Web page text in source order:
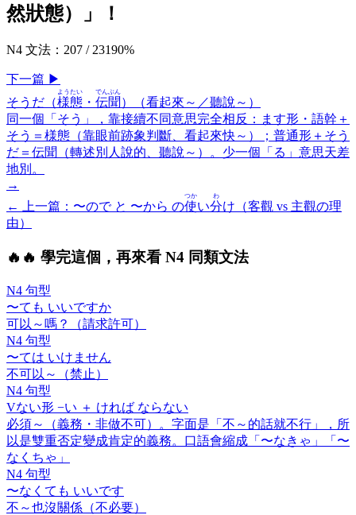
然狀態）
」！
N4 文法 ： 207 / 23190%
下一篇 ▶
そうだ（様態
ようたい
・ 伝聞
でんぶん
）（看起來～／聽說～）
同一個「そう」，靠接續不同意思完全相反：ます形・語幹＋
そう＝様態（靠眼前跡象判斷、看起來快～）；普通形＋そう
だ＝伝聞（轉述別人說的、聽說～）。少一個「る」意思天差
地別。
→
← 上一篇 ： 〜ので と 〜から の使
つか
い分
わ
け（客觀 vs 主觀の理
由）
🔥 🔥 學完這個，再來看 N4 同類文法
N4 句型
〜ても いいですか
可以～嗎？（請求許可）
N4 句型
〜ては いけません
不可以～（禁止）
N4 句型
Vない形 −い ＋ ければ ならない
必須～（義務・非做不可）。字面是「不～的話就不行」，所
以是雙重否定變成肯定的義務。口語會縮成「〜なきゃ」「〜
なくちゃ」
N4 句型
〜なくても いいです
不～也沒關係（不必要）